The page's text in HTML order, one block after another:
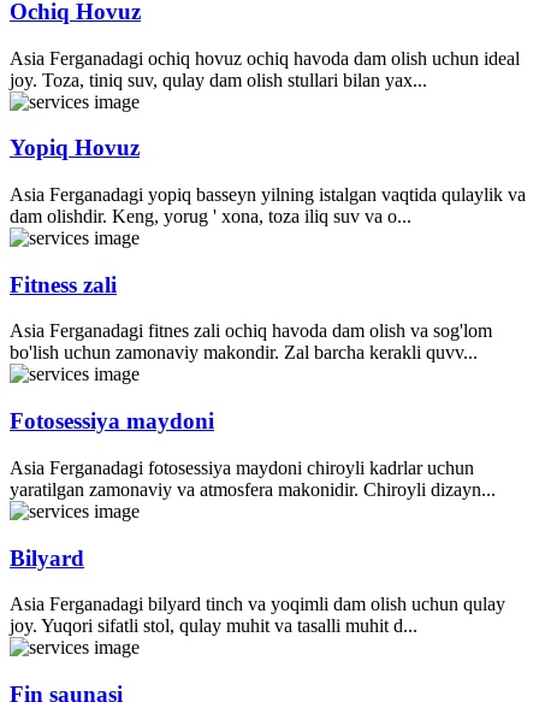
Ochiq Hovuz
Asia Ferganadagi ochiq hovuz ochiq havoda dam olish uchun ideal
joy. Toza, tiniq suv, qulay dam olish stullari bilan yax...
Yopiq Hovuz
Asia Ferganadagi yopiq basseyn yilning istalgan vaqtida qulaylik va
dam olishdir. Keng, yorug ' xona, toza iliq suv va o...
Fitness zali
Asia Ferganadagi fitnes zali ochiq havoda dam olish va sog'lom
bo'lish uchun zamonaviy makondir. Zal barcha kerakli quvv...
Fotosessiya maydoni
Asia Ferganadagi fotosessiya maydoni chiroyli kadrlar uchun
yaratilgan zamonaviy va atmosfera makonidir. Chiroyli dizayn...
Bilyard
Asia Ferganadagi bilyard tinch va yoqimli dam olish uchun qulay
joy. Yuqori sifatli stol, qulay muhit va tasalli muhit d...
Fin saunasi